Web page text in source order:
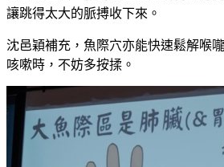
讓跳得太大的脈搏收下來。
沈邑穎補充，魚際穴亦能快速鬆解喉
咳嗽時，不妨多按揉。